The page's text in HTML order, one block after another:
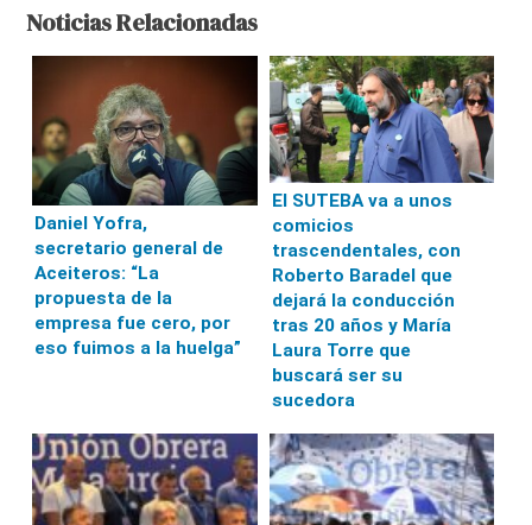
Noticias Relacionadas
Daniel Yofra,
secretario general de
Aceiteros: “La
propuesta de la
empresa fue cero, por
eso fuimos a la huelga”
El SUTEBA va a unos
comicios
trascendentales, con
Roberto Baradel que
dejará la conducción
tras 20 años y María
Laura Torre que
buscará ser su
sucedora